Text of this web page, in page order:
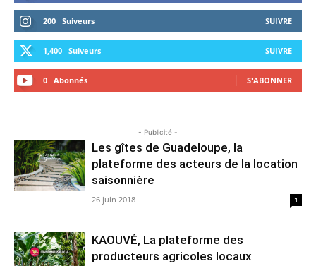
200 Suiveurs SUIVRE
1,400 Suiveurs SUIVRE
0 Abonnés S'ABONNER
- Publicité -
Les gîtes de Guadeloupe, la
plateforme des acteurs de la location
saisonnière
26 juin 2018 1
KAOUVÉ, La plateforme des
producteurs agricoles locaux